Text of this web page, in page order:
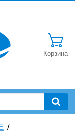
Корзина